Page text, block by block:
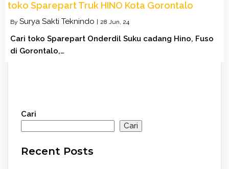
toko Sparepart Truk HINO Kota Gorontalo
By Surya Sakti Teknindo | 28 Jun, 24
Cari toko Sparepart Onderdil Suku cadang Hino, Fuso
di Gorontalo,…
Cari
Cari
Recent Posts